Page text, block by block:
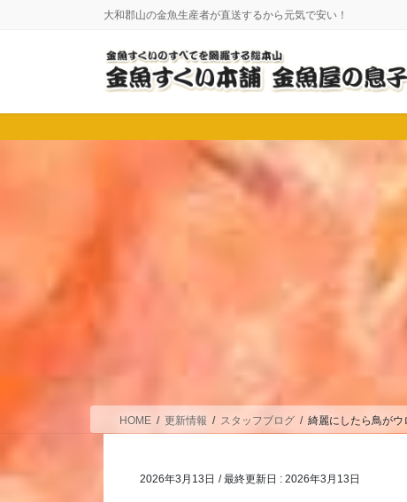
に
移
ョ
ン
大和郡山の金魚生産者が直送するから元気で安い！
HOME 更新情報 スタッフブログ 綺麗にしたら鳥がウ
2026年3月13日 / 最終更新日 :2026年3月13日